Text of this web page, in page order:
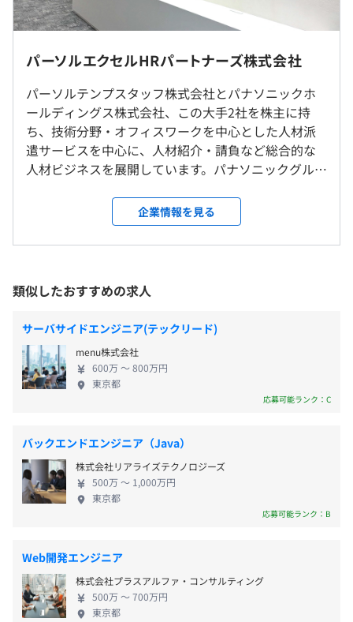
就業先評価と社内目標管理制度からの総合判断となりま
就業先によって異なります。
就業先によって異なります。
就業場所の変更範囲
【関西】大阪
【関東】東京、神奈川
※地域限定社員の為、原則転宅を伴う転勤はございません
＜変更範囲＞
9:00～18:00（当社標準勤務時間）
※就業先企業により異なります
休憩時間：休憩60分 ※ただし、就業先により異なること
＜年間休日：125日＞
・完全週休2日制
・土日祝
・年末年始休暇
・有給休暇
・産休育休制度
※担当プロジェクトにより異なる場合もあります。
・交通費全額支給
・時間外手当（全額支給）
・U/Iターン支援金制度あり（最大10万円支給）
パーソルエクセルHRパートナーズ株式会社
パーソルテンプスタッフ株式会社とパナソニックホ
ールディングス株式会社、この大手2社を株主に持
ち、技術分野・オフィスワークを中心とした人材派
遣サービスを中心に、人材紹介・請負など総合的な
人材ビジネスを展開しています。パナソニックグルー
される人材会社として、これまで業績を堅調に伸ば
しており、今後も更なる成長を期して積極的に事業
拡大を続けております。 技術分野においては、ソフ
確かな技術と知識、専門性を身に付けたエンジニア
たちが、製品の要素技術開発から量産化に至るま
で、お客様のニーズにしっかり応えます。近年は社内
での開発請負事業が拡大し、自社プロジェクトによ
るソリューション提供も展開しています。 「人と企
業を信頼で結ぶ」をスローガンに、パーソルグルー
プの目指す「はたらいて、笑おう。」を実現すべく、
により、広く社会の発展に寄与することを事業理念
としています。-パナソニック創業者、松下幸之助の
考えである 「人間大事」の理念のもと、働く喜びや
成長する喜びを実感できるように、「人材育成」や
「働きやすい環境づくり」に力をいれています。
企業情報を見る
類似したおすすめの求人
サーバサイドエンジニア(テックリード)
menu株式会社
600万 〜 800万円
東京都
応募可能ランク：C
バックエンドエンジニア（Java）
株式会社リアライズテクノロジーズ
500万 〜 1,000万円
東京都
応募可能ランク：B
Web開発エンジニア
株式会社プラスアルファ・コンサルティング
500万 〜 700万円
東京都